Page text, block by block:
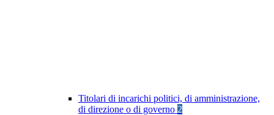
Titolari di incarichi politici, di amministrazione,
di direzione o di governo 2